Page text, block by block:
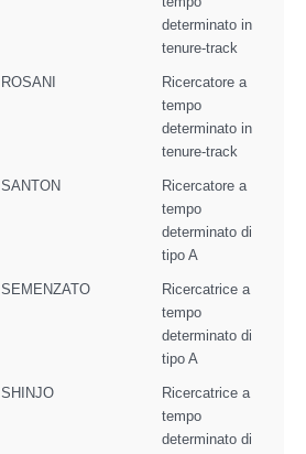
determinato in
tenure-track
ROSANI
Ricercatore a
tempo
determinato in
tenure-track
SANTON
Ricercatore a
tempo
determinato di
tipo A
SEMENZATO
Ricercatrice a
tempo
determinato di
tipo A
SHINJO
Ricercatrice a
tempo
determinato di